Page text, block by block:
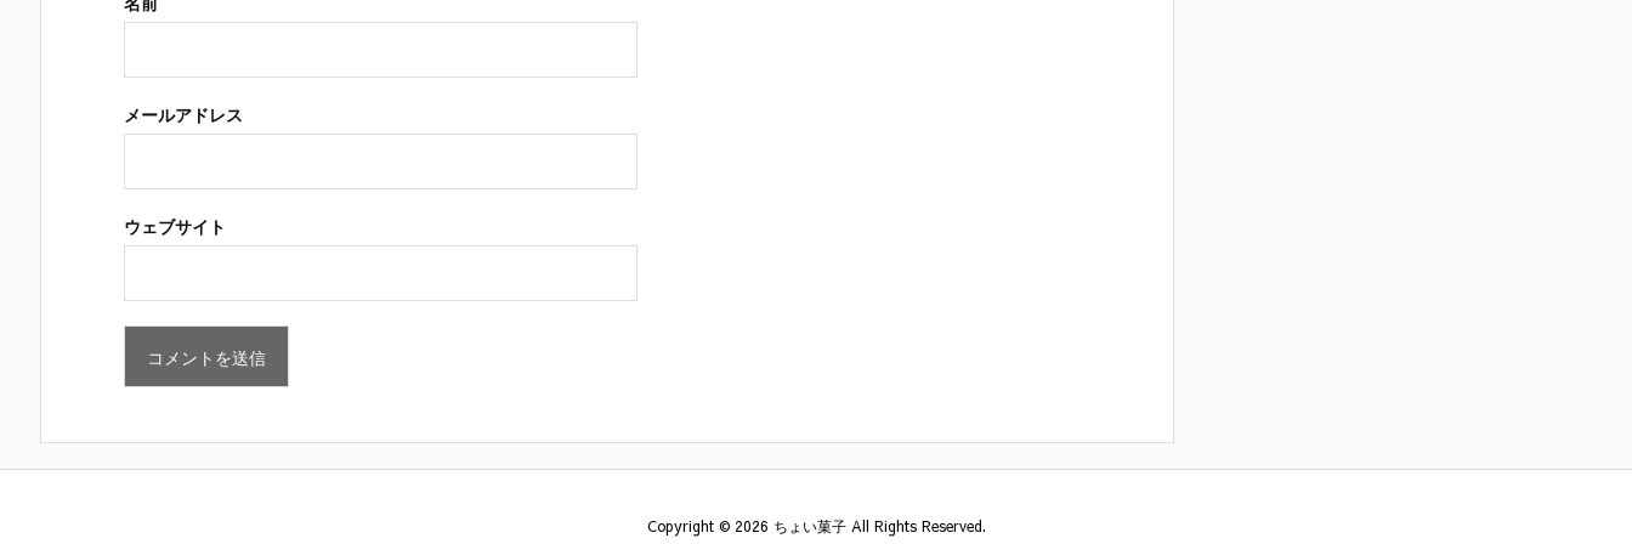
メールアドレス
ウェブサイト
Copyright © 2026 ちょい菓子All Rights Reserved.